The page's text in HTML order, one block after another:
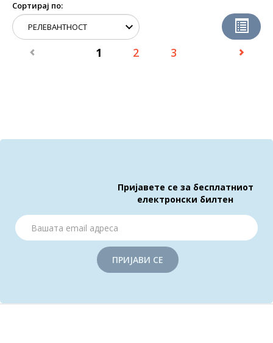
Сортирај по:
1 2 3
Пријавете се за бесплатниот
електронски билтен
ПРИЈАВИ СЕ